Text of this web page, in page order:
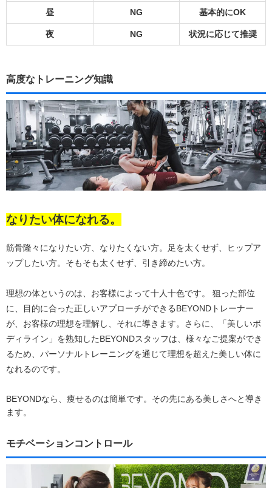
昼 NG 基本的にOK
夜 NG 状況に応じて推奨
高度なトレーニング知識
なりたい体になれる。
筋骨隆々になりたい方、なりたくない方。足を太くせず、ヒップア
ップしたい方。そもそも太くせず、引き締めたい方。
理想の体というのは、お客様によって十人十色です。 狙った部位
に、目的に合った正しいアプローチができるBEYONDトレーナー
が、お客様の理想を理解し、それに導きます。さらに、「美しいボ
ディライン」を熟知したBEYONDスタッフは、様々なご提案ができ
るため、パーソナルトレーニングを通じて理想を超えた美しい体に
なれるのです。
BEYONDなら、痩せるのは簡単です。その先にある美しさへと導き
ます。
モチベーションコントロール